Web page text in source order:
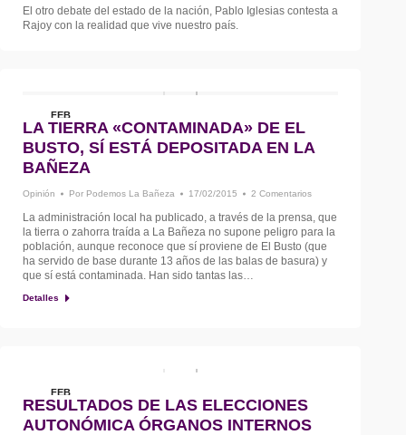
El otro debate del estado de la nación, Pablo Iglesias contesta a
Rajoy con la realidad que vive nuestro país.
FEB
17
LA TIERRA «CONTAMINADA» DE EL
BUSTO, SÍ ESTÁ DEPOSITADA EN LA
BAÑEZA
Opinión Por Podemos La Bañeza 17/02/2015 2 Comentarios
La administración local ha publicado, a través de la prensa, que
la tierra o zahorra traída a La Bañeza no supone peligro para la
población, aunque reconoce que sí proviene de El Busto (que
ha servido de base durante 13 años de las balas de basura) y
que sí está contaminada. Han sido tantas las…
Detalles
FEB
16
RESULTADOS DE LAS ELECCIONES
AUTONÓMICA ÓRGANOS INTERNOS